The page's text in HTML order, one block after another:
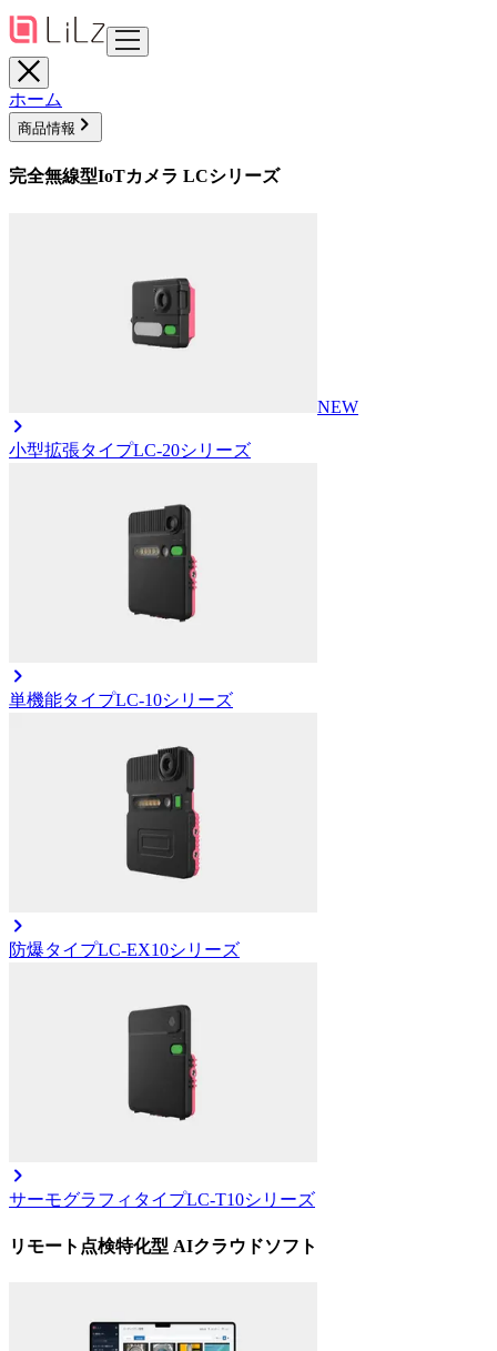
ホーム
商品情報
完全無線型IoTカメラ LCシリーズ
NEW
小型拡張タイプLC-20シリーズ
単機能タイプLC-10シリーズ
防爆タイプLC-EX10シリーズ
サーモグラフィタイプLC-T10シリーズ
リモート点検特化型 AIクラウドソフト